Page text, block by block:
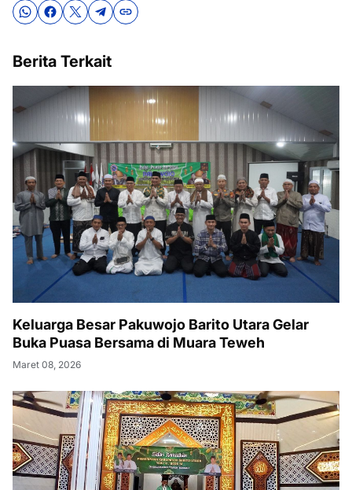
Berita Terkait
Keluarga Besar Pakuwojo Barito Utara Gelar
Buka Puasa Bersama di Muara Teweh
Maret 08, 2026